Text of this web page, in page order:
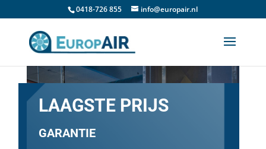
0418-726 855 info@europair.nl
LAAGSTE PRIJS
GARANTIE